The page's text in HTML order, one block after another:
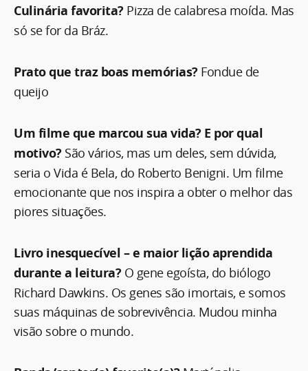
Culinária favorita? Pizza de calabresa moída. Mas
só se for da Bráz.
Prato que traz boas memórias? Fondue de
queijo
Um filme que marcou sua vida? E por qual
motivo?São vários, mas um deles, sem dúvida,
seria o Vida é Bela, do Roberto Benigni. Um filme
emocionante que nos inspira a obter o melhor das
piores situações.
Livro inesquecível – e maior lição aprendida
durante a leitura? O gene egoísta, do biólogo
Richard Dawkins. Os genes são imortais, e somos
suas máquinas de sobrevivência. Mudou minha
visão sobre o mundo.